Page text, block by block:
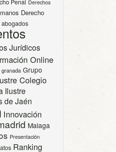
Derechos
Derecho
abogados
Jurídicos
Online
granada Grupo
Colegio
Ilustre
de Jaén
Innovación
Malaga
Presentación
Ranking